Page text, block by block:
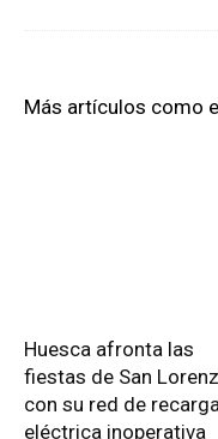
Más artículos como
Huesca afronta las
fiestas de San
con su red de recarga
eléctrica inoperativa